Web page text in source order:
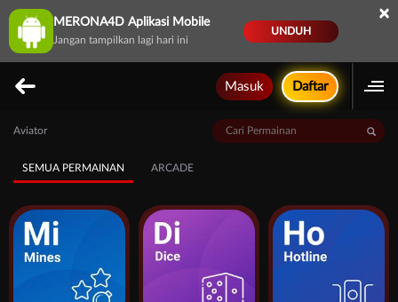
MERONA4D Aplikasi Mobile
Jangan tampilkan lagi hari ini
UNDUH
×
Masuk Daftar
Aviator
SEMUA PERMAINAN ARCADE